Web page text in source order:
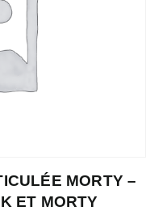
MORTY –
ET MORTY